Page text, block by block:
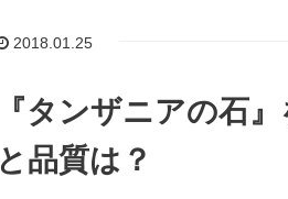
2018.01.25
『タンザニアの石
と品質は？